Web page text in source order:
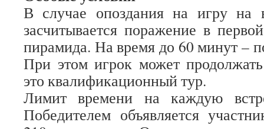
В случае опоздания на игру на
засчитывается поражение в
пирамида. На время до 60 минут –
При этом игрок может
это квалификационный тур.
Лимит времени на каждую
Победителем объявляется